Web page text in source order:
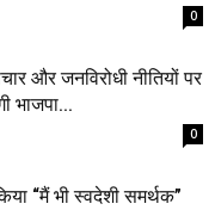
0
और जनविरोधी नीतियों पर
भाजपा...
0
“मैं भी स्वदेशी समर्थक”